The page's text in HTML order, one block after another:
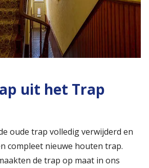
uit het Trap
oude trap volledig verwijderd en
compleet nieuwe houten trap.
de trap op maat in ons